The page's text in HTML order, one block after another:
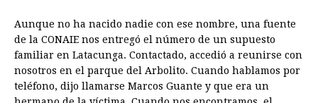
Aunque no ha nacido nadie con ese nombre, una fuente
de la CONAIE nos entregó el número de un supuesto
familiar en Latacunga. Contactado, accedió a reunirse con
nosotros en el parque del Arbolito. Cuando hablamos por
teléfono, dijo llamarse Marcos Guante y que era un